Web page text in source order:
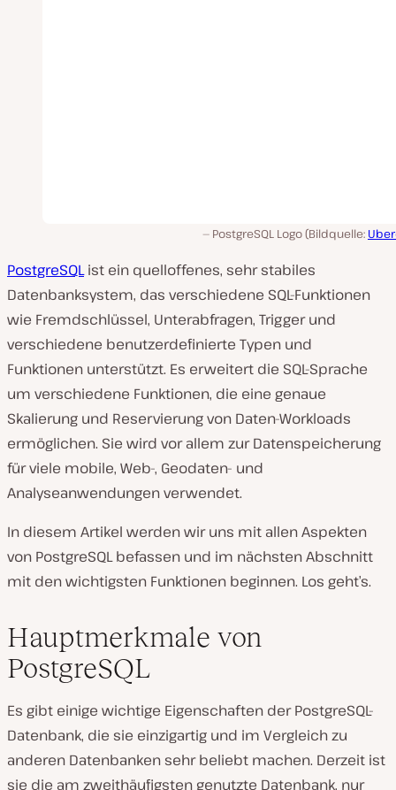
PostgreSQL Logo (Bildquelle:
PostgreSQList ein quelloffenes, sehr stabiles
Datenbanksystem, das verschiedene SQL-Funktionen
wie Fremdschlüssel, Unterabfragen, Trigger und
verschiedene benutzerdefinierte Typen und
Funktionen unterstützt. Es erweitert die SQL-Sprache
um verschiedene Funktionen, die eine genaue
Skalierung und Reservierung von Daten-Workloads
ermöglichen. Sie wird vor allem zur Datenspeicherung
für viele mobile, Web-, Geodaten- und
Analyseanwendungen verwendet.
In diesem Artikel werden wir uns mit allen Aspekten
von PostgreSQL befassen und im nächsten Abschnitt
mit den wichtigsten Funktionen beginnen. Los geht’s.
Hauptmerkmale von
PostgreSQL
Es gibt einige wichtige Eigenschaften der PostgreSQL-
Datenbank, die sie einzigartig und im Vergleich zu
anderen Datenbanken sehr beliebt machen. Derzeit ist
sie die am zweithäufigsten genutzte Datenbank, nur